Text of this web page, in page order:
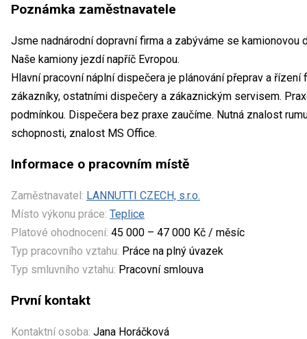
Poznámka zaměstnavatele
Jsme nadnárodní dopravní firma a zabýváme se
Naše kamiony jezdí napříč Evropou.
Hlavní pracovní náplní dispečera je plánování přeprav a
zákazníky, ostatními dispečery a zákaznickým servisem.
podmínkou. Dispečera bez praxe zaučíme. Nutná znalost
schopnosti, znalost MS Office.
Informace o pracovním místě
Zaměstnavatel: LANNUTTI CZECH, s.r.o.
Místo výkonu práce: Teplice
Platové ohodnocení: 45 000 – 47 000 Kč / měsíc
Typ pracovního vztahu: Práce na plný úvazek
Typ smluvního vztahu: Pracovní smlouva
První kontakt
Kontaktní osoba: Jana Horáčková